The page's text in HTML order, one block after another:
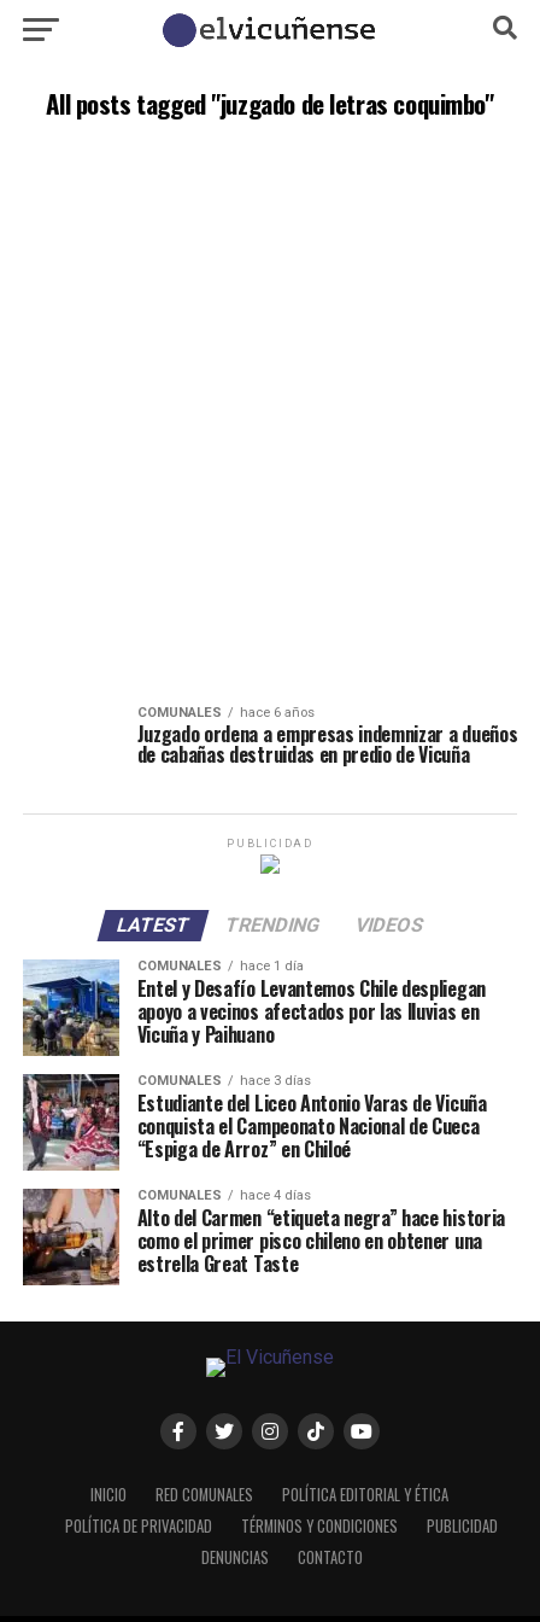
All posts tagged "juzgado de letras coquimbo"
COMUNALES hace 6 años
Juzgado ordena a empresas indemnizar a dueños
de cabañas destruidas en predio de Vicuña
PUBLICIDAD
LATEST TRENDING VIDEOS
COMUNALES hace 1 día
Entel y Desafío Levantemos Chile despliegan
apoyo a vecinos afectados por las lluvias en
Vicuña y Paihuano
COMUNALES hace 3 días
Estudiante del Liceo Antonio Varas de Vicuña
conquista el Campeonato Nacional de Cueca
“Espiga de Arroz” en Chiloé
COMUNALES hace 4 días
Alto del Carmen “etiqueta negra” hace historia
como el primer pisco chileno en obtener una
estrella Great Taste
INICIO RED COMUNALES
POLÍTICA EDITORIAL Y ÉTICA
POLÍTICA DE PRIVACIDAD
TÉRMINOS Y CONDICIONES
PUBLICIDAD
DENUNCIAS
CONTACTO